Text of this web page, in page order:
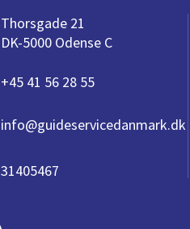
Thorsgade 21
DK-5000 Odense C
+45 41 56 28 55
info@guideservicedanmark.dk
31405467